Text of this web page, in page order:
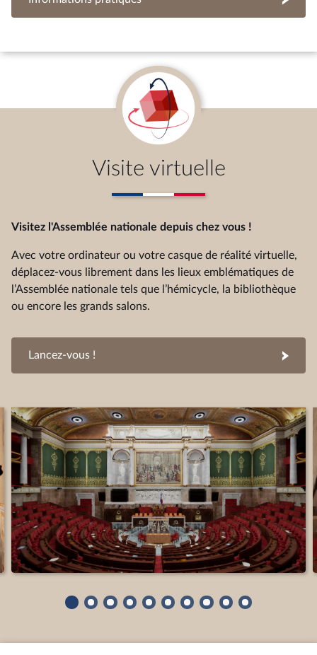
Visite virtuelle
Visitez l'Assemblée nationale depuis chez vous !
Avec votre ordinateur ou votre casque de réalité virtuelle,
déplacez-vous librement dans les lieux emblématiques de
l’Assemblée nationale tels que l’hémicycle, la bibliothèque
ou encore les grands salons.
Lancez-vous !